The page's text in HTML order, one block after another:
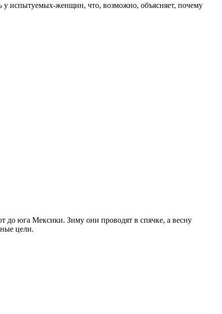
испытуемых-женщин, что, возможно, объясняет, почему
юга Мексики. Зиму они проводят в спячке, а весну
цели.